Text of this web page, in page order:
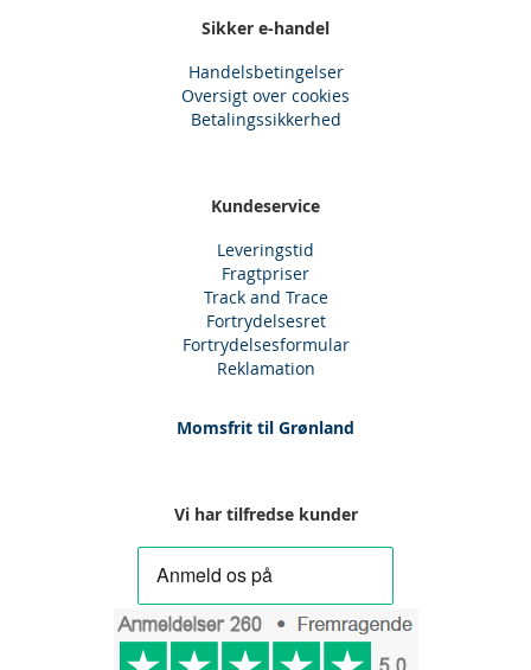
Sikker e-handel
Handelsbetingelser
Oversigt over cookies
Betalingssikkerhed
Kundeservice
Leveringstid
Fragtpriser
Track and Trace
Fortrydelsesret
Fortrydelsesformular
Reklamation
Momsfrit til Grønland
Vi har tilfredse kunder